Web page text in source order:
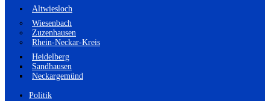
Altwiesloch
Wiesenbach
Zuzenhausen
Rhein-Neckar-Kreis
Heidelberg
Sandhausen
Neckargemünd
Politik